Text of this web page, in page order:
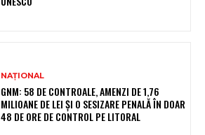
NAȚIONAL
GNM: 58 DE CONTROALE, AMENZI DE 1,76
MILIOANE DE LEI ȘI O SESIZARE PENALĂ ÎN DOAR
48 DE ORE DE CONTROL PE LITORAL